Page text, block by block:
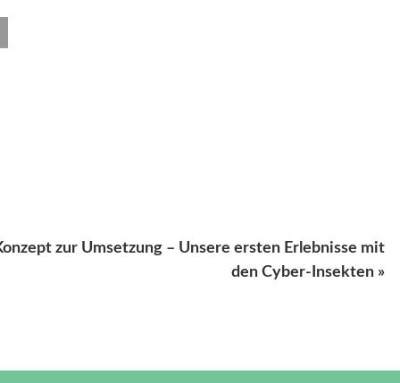
zur Umsetzung – Unsere ersten Erlebnisse mit
den Cyber-Insekten »